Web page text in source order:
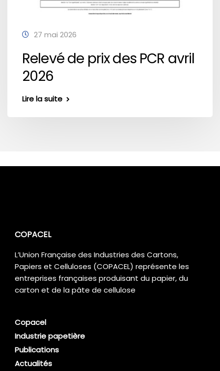
27 mai 2026
Relevé de prix des PCR avril
2026
Lire la suite
COPACEL
L’Union Française des Industries des Cartons,
Papiers et Celluloses (COPACEL) représente les
entreprises françaises produisant du papier, du
carton et de la pâte de cellulose
Copacel
Industrie papetière
Publications
Actualités